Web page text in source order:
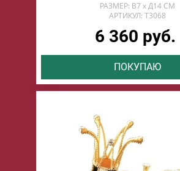
РАЗМЕР: В7 х Д14 СМ
АРТИКУЛ: T3068
6 360 руб.
ПОКУПАЮ